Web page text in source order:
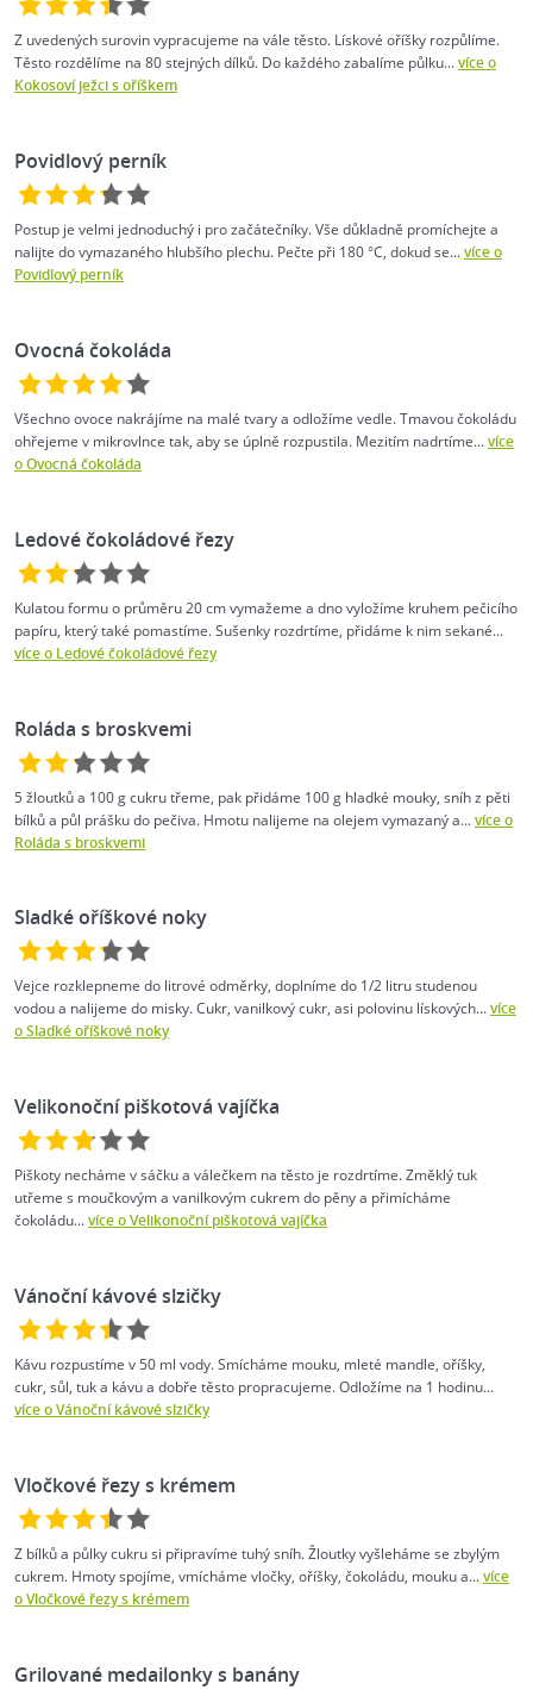
Z uvedených surovin vypracujeme na vále těsto. Lískové oříšky rozpůlíme.
Těsto rozdělíme na 80 stejných dílků. Do každého zabalíme půlku...více o
Kokosoví ježci s oříškem
Povidlový perník
Postup je velmi jednoduchý i pro začátečníky. Vše důkladně promíchejte a
nalijte do vymazaného hlubšího plechu. Pečte při 180 °C, dokud se...více o
Povidlový perník
Ovocná čokoláda
Všechno ovoce nakrájíme na malé tvary a odložíme vedle. Tmavou čokoládu
ohřejeme v mikrovlnce tak, aby se úplně rozpustila. Mezitím nadrtíme...více
o Ovocná čokoláda
Ledové čokoládové řezy
Kulatou formu o průměru 20 cm vymažeme a dno vyložíme kruhem pečicího
papíru, který také pomastíme. Sušenky rozdrtíme, přidáme k nim sekané...
více o Ledové čokoládové řezy
Roláda s broskvemi
5 žloutků a 100 g cukru třeme, pak přidáme 100 g hladké mouky, sníh z pěti
bílků a půl prášku do pečiva. Hmotu nalijeme na olejem vymazaný a...více o
Roláda s broskvemi
Sladké oříškové noky
Vejce rozklepneme do litrové odměrky, doplníme do 1/2 litru studenou
vodou a nalijeme do misky. Cukr, vanilkový cukr, asi polovinu lískových...více
o Sladké oříškové noky
Velikonoční piškotová vajíčka
Piškoty necháme v sáčku a válečkem na těsto je rozdrtíme. Změklý tuk
utřeme s moučkovým a vanilkovým cukrem do pěny a přimícháme
čokoládu...více o Velikonoční piškotová vajíčka
Vánoční kávové slzičky
Kávu rozpustíme v 50 ml vody. Smícháme mouku, mleté mandle, oříšky,
cukr, sůl, tuk a kávu a dobře těsto propracujeme. Odložíme na 1 hodinu...
více o Vánoční kávové slzičky
Vločkové řezy s krémem
Z bílků a půlky cukru si připravíme tuhý sníh. Žloutky vyšleháme se zbylým
cukrem. Hmoty spojíme, vmícháme vločky, oříšky, čokoládu, mouku a...více
o Vločkové řezy s krémem
Grilované medailonky s banány